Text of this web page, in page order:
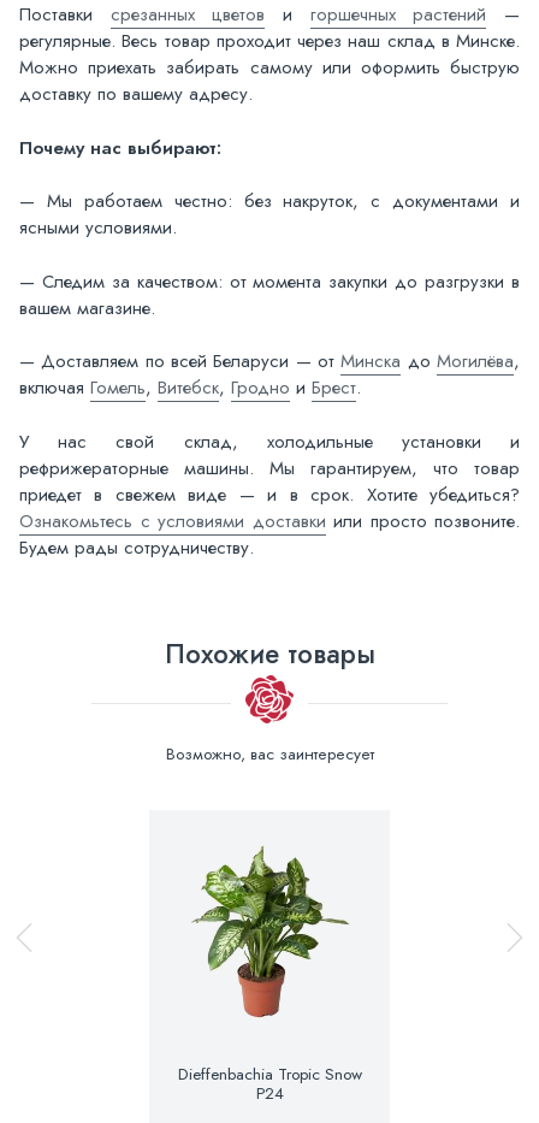
Поставки срезанных цветов и горшечных растений —
регулярные. Весь товар проходит через наш склад в Минске.
Можно приехать забирать самому или оформить быструю
доставку по вашему адресу.
Почему нас выбирают:
— Мы работаем честно: без накруток, с документами и
ясными условиями.
— Следим за качеством: от момента закупки до разгрузки в
вашем магазине.
— Доставляем по всей Беларуси — отМинска доМогилёва,
включая Гомель, Витебск, Гродно и Брест.
У нас свой склад, холодильные установки и
рефрижераторные машины. Мы гарантируем, что товар
приедет в свежем виде — и в срок. Хотите убедиться?
Ознакомьтесь с условиями доставки или просто позвоните.
Будем рады сотрудничеству.
Похожие товары
Возможно, вас заинтересует
Dieffenbachia Tropic Snow
P24